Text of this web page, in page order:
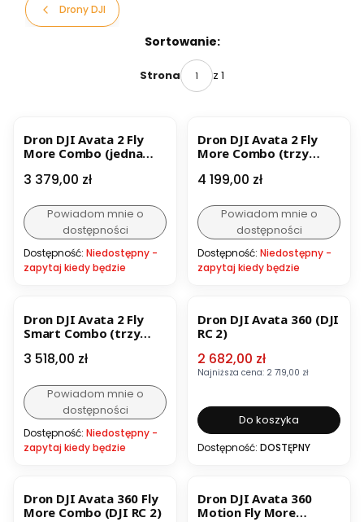
Drony DJI
Sortowanie:
Strona z 1
Dron DJI Avata 2 Fly
More Combo (jedna
Cena
3 379,00 zł
Powiadom mnie o
dostępności
Dostępność: Niedostępny -
zapytaj kiedy będzie
Dron DJI Avata 2 Fly
More Combo (trzy
Cena
4 199,00 zł
Powiadom mnie o
dostępności
Dostępność: Niedostępny -
zapytaj kiedy będzie
Dron DJI Avata 2 Fly
Smart Combo (trzy
Cena
3 518,00 zł
Powiadom mnie o
dostępności
Dostępność: Niedostępny -
zapytaj kiedy będzie
Dron DJI Avata 360 (DJI
RC 2)
Cena promocyjna
2 682,00 zł
Najniższa cena: 2 719,00 zł
Do koszyka
Dostępność: DOSTĘPNY
Dron DJI Avata 360 Fly
More Combo (DJI RC 2)
Dron DJI Avata 360
Motion Fly More